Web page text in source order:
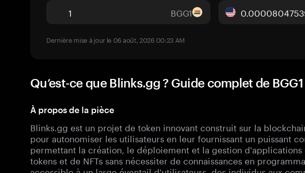
BGG1
Dernière mise à jour le 06 août, 2026 00:23 AM
Qu’est-ce que Blinks.gg ? Guide complet de BGG1
À propos de la pièce
Blinks.gg est un projet de token innovant construit sur la
pour autonomiser les utilisateurs en leur fournissant un puissant
permettant la création, le déploiement et la gestion d'applications
tokens et de NFTs sans nécessiter de connaissances en